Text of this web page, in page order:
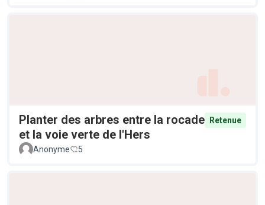
Planter des arbres entre la rocade
et la voie verte de l'Hers
Retenue
Anonyme 5